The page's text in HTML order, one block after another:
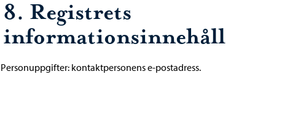
8. Registrets
informationsinnehåll
Personuppgifter: kontaktpersonens e-postadress.